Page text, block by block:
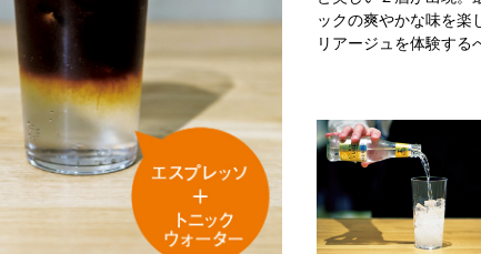
ックの爽やかな味を楽
リアージュを体験する